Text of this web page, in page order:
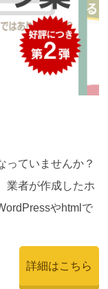
っていませんか？
業者が作成したホ
やhtmlで
詳細はこちら